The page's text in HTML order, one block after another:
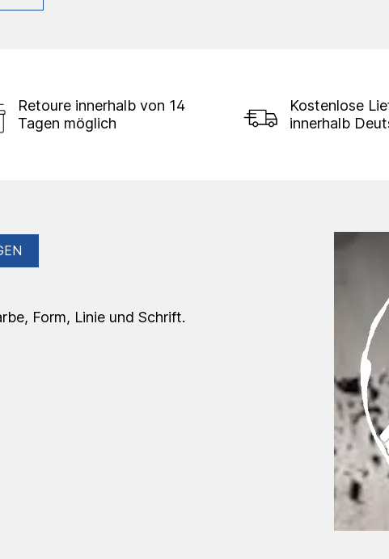
Retoure innerhalb von 14
Tagen möglich
Kostenlose
innerhalb
Form, Linie und Schrift.